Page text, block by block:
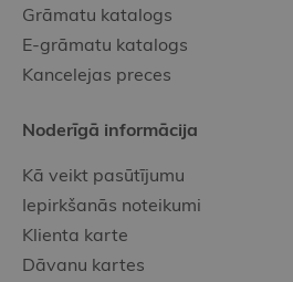
Grāmatu katalogs
E-grāmatu katalogs
Kancelejas preces
Noderīgā informācija
Kā veikt pasūtījumu
Iepirkšanās noteikumi
Klienta karte
Dāvanu kartes